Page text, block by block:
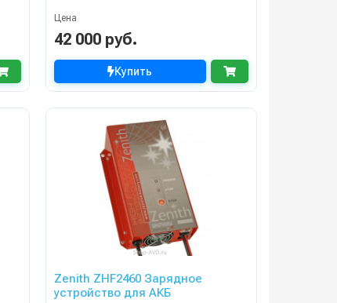
Цена
42 000 руб.
Купить
Zenith ZHF2460 Зарядное
устройство для АКБ